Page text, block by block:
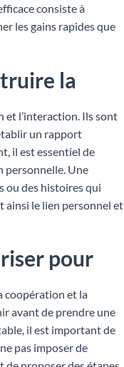
consiste à
les gains rapides que
la
l’interaction. Ils sont
un rapport
il est essentiel de
personnelle. Une
ou des histoires qui
le lien personnel et
pour
coopération et la
avant de prendre une
il est important de
pas imposer de